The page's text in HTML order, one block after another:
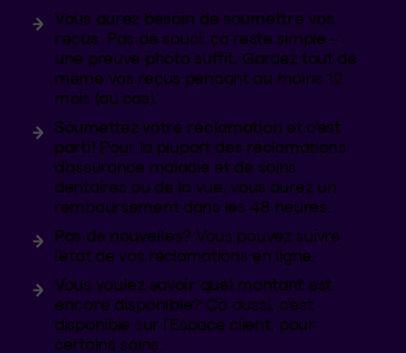
Vous aurez besoin de soumettre vos
reçus. Pas de souci, ça reste simple –
une preuve photo suffit. Gardez tout de
même vos reçus pendant au moins 12
mois (au cas).
Soumettez votre réclamation et c’est
parti! Pour la plupart des réclamations
d’assurance maladie et de soins
dentaires ou de la vue, vous aurez un
remboursement dans les 48 heures.
Pas de nouvelles? Vous pouvez suivre
l’état de vos réclamations en ligne.
Vous voulez savoir quel montant est
encore disponible? Ça aussi, c’est
disponible sur l’Espace client, pour
certains soins.